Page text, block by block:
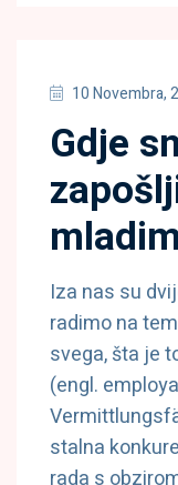
10 Novembra,
Gdje
Iza nas su
radimo na
svega, šta je
(engl.
stalna